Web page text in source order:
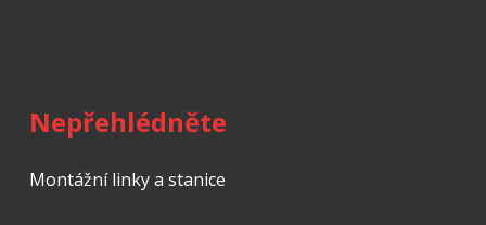
Nepřehlédněte
Montážní linky a stanice